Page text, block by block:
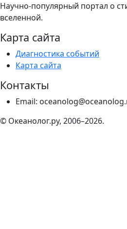
Научно-популярный портал о
вселенной.
Карта сайта
Диагностика событий
Карта сайта
Контакты
Email:
© Океанолог.ру, 2006–2026.